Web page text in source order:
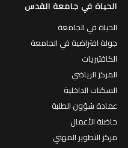
الحياة في جامعة القدس
الحياة في الجامعة
جولة افتراضية في الجامعة
الكافتيريات
المركز الرياضي
السكنات الداخلية
عمادة شؤون الطلبة
حاضنة الأعمال
مركز التطوير المهني